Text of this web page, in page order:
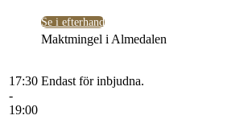
Se i efterhand
17:30
-
19:00
Maktmingel i Almedalen
Endast för inbjudna.